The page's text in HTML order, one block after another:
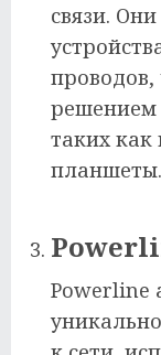
связи.
решением
таких
планшеты.
Powerline